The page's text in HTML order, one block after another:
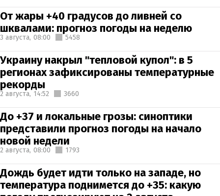
От жары +40 градусов до ливней со
шквалами: прогноз погоды на неделю
3 августа, 08:00 5458
Украину накрыл "тепловой купол": в 5
регионах зафиксированы температурные
рекорды
2 августа, 14:52 3660
До +37 и локальные грозы: синоптики
представили прогноз погоды на начало
новой недели
2 августа, 08:00 1793
Дождь будет идти только на западе, но
температура поднимется до +35: какую